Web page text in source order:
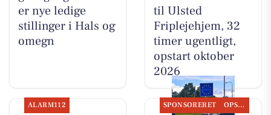
er nye ledige
stillinger i Hals og
omegn
til Ulsted
Friplejehjem, 32
timer ugentligt,
opstart oktober
2026
ALARM112 SPONSORERET OPSLAGSTAVLEN